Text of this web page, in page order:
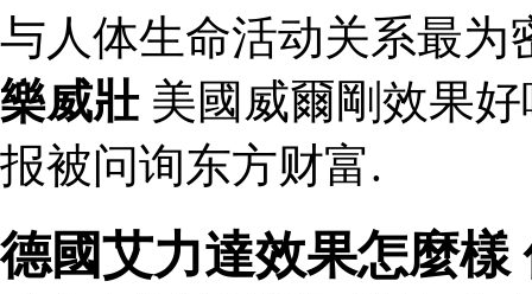
与人体生命活动关系最为
樂威壯美國威爾剛效果好
报被问询东方财富.
德國艾力達效果怎麼